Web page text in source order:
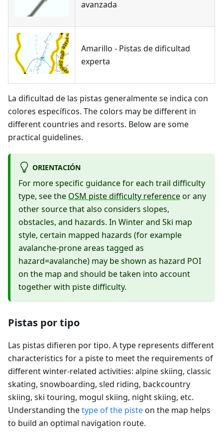
avanzada
Amarillo - Pistas de dificultad
experta
La dificultad de las pistas generalmente se indica con
colores específicos. The colors may be different in
different countries and resorts. Below are some
practical guidelines.
ORIENTACIÓN
For more specific guidance for each trail difficulty
type, see the OSM piste difficulty referenceor any
other source that also considers slopes,
obstacles, and hazards. In Winter and Ski map
style, certain mapped hazards (for example
avalanche-prone areas tagged as
hazard=avalanche) may be shown as hazard POI
on the map and should be taken into account
together with piste difficulty.
Pistas por tipo
Las pistas difieren por tipo. A type represents different
characteristics for a piste to meet the requirements of
different winter-related activities: alpine skiing, classic
skating, snowboarding, sled riding, backcountry
skiing, ski touring, mogul skiing, night skiing, etc.
Understanding thetype of the pisteon the map helps
to build an optimal navigation route.